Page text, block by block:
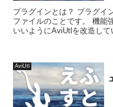
プラグインとは？ プラグイ
ファイルのことです。 機能
いいようにAviUtlを改造して
AviUtl